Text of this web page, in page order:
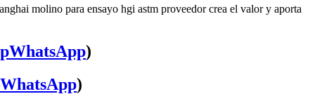
molino para ensayo hgi astm proveedor crea el valor y aporta
WhatsApp)
WhatsApp)